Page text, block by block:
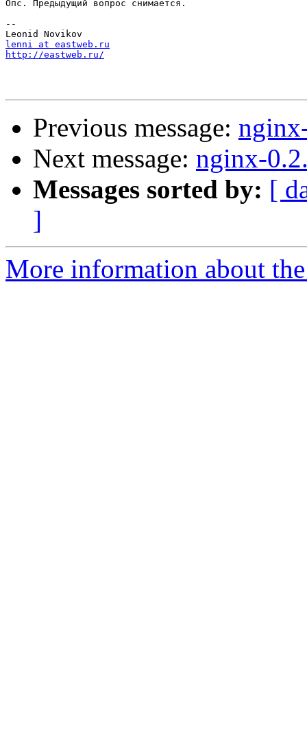
Опс. Предыдущий вопрос снимается.
--
lenni at eastweb.ru
http://eastweb.ru/
Previous message:
Next message: nginx-
Messages sorted by: [
]
More information about